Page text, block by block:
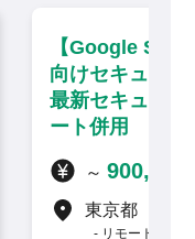
用した大手企業
・分析】大手町／
ューション・リモ